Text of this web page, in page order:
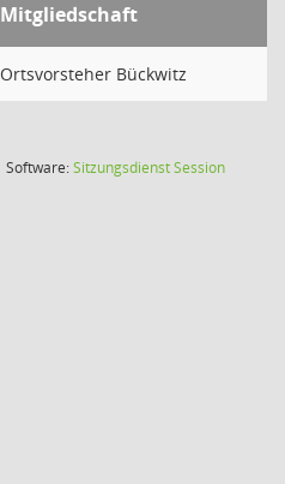
Mitgliedschaft
Ortsvorsteher Bückwitz
Software:SitzungsdienstSession(Wird in